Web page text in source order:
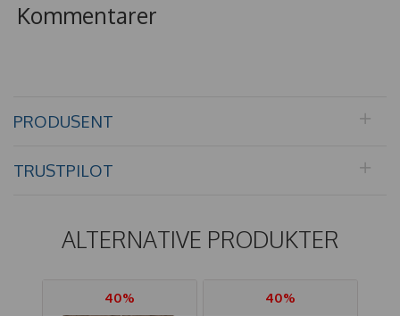
Kommentarer
PRODUSENT
TRUSTPILOT
ALTERNATIVE PRODUKTER
40% 40%